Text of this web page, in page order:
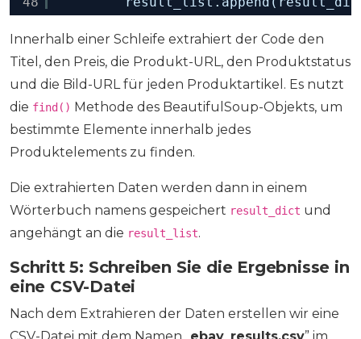
Innerhalb einer Schleife extrahiert der Code den
Titel, den Preis, die Produkt-URL, den Produktstatus
und die Bild-URL für jeden Produktartikel. Es nutzt
die find() Methode des BeautifulSoup-Objekts, um
bestimmte Elemente innerhalb jedes
Produktelements zu finden.
Die extrahierten Daten werden dann in einem
Wörterbuch namens gespeichert result_dict und
angehängt an die result_list.
Schritt 5: Schreiben Sie die Ergebnisse in
eine CSV-Datei
Nach dem Extrahieren der Daten erstellen wir eine